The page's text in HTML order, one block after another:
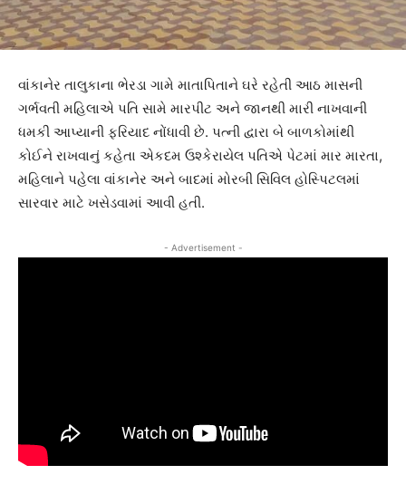
વાંકાનેર તાલુકાના ભેરડા ગામે માતાપિતાને ઘરે રહેતી આઠ માસની
ગર્ભવતી મહિલાએ પતિ સામે મારપીટ અને જાનથી મારી નાખવાની
ધમકી આપ્યાની ફરિયાદ નોંધાવી છે. પત્ની દ્વારા બે બાળકોમાંથી
કોઈને રાખવાનું કહેતા એકદમ ઉશ્કેરાયેલ પતિએ પેટમાં માર મારતા,
મહિલાને પહેલા વાંકાનેર અને બાદમાં મોરબી સિવિલ હોસ્પિટલમાં
સારવાર માટે ખસેડવામાં આવી હતી.
- Advertisement -